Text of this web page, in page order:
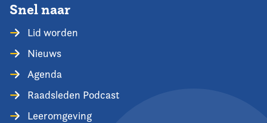
Snel naar
Lid worden
Nieuws
Agenda
Raadsleden Podcast
Leeromgeving